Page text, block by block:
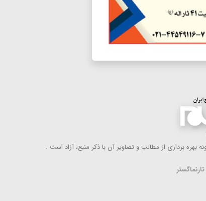
‌برداری از مطالب و تصاویر آن با ذكر منبع، آزاد است .